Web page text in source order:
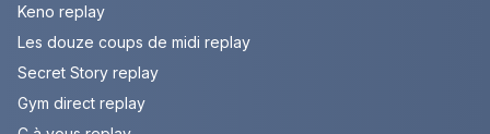
Keno replay
Les douze coups de midi replay
Secret Story replay
Gym direct replay